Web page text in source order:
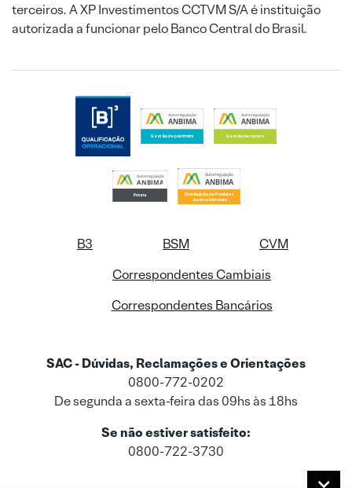
terceiros. A XP Investimentos CCTVM S/A é instituição
autorizada a funcionar pelo Banco Central do Brasil.
B3 BSM
CVM
Correspondentes Cambiais
Correspondentes Bancários
SAC - Dúvidas, Reclamações e Orientações
0800-772-0202
De segunda a sexta-feira das 09hs às 18hs
Se não estiver satisfeito:
0800-722-3730